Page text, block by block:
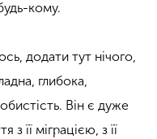
кому.
додати тут нічого,
глибока,
Він є дуже
її міграцією, з її